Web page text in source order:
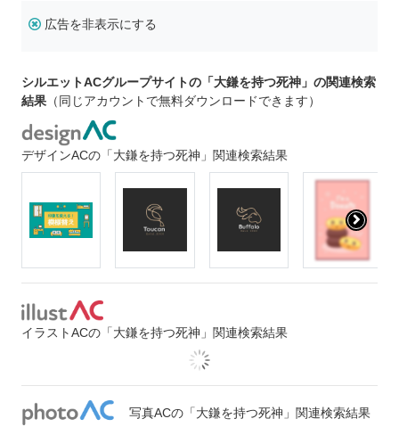
広告を非表示にする
シルエットACグループサイトの「大鎌を持つ死神」の関連検索
結果 （同じアカウントで無料ダウンロードできます）
デザインACの「大鎌を持つ死神」関連検索結果
イラストACの「大鎌を持つ死神」関連検索結果
写真ACの「大鎌を持つ死神」関連検索結果